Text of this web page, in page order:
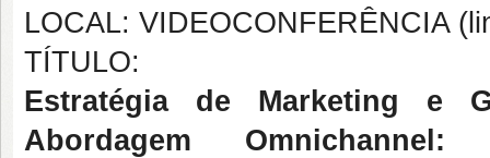
LOCAL: VIDEOCONFERÊNCIA
TÍTULO:
Estratégia de Marketing e
Abordagem